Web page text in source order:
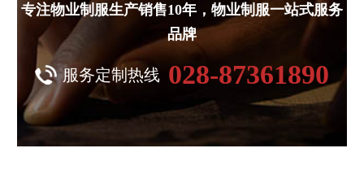
专注物业制服生产销售10年，物业制服一站式服务
品牌
服务定制热线 028-87361890